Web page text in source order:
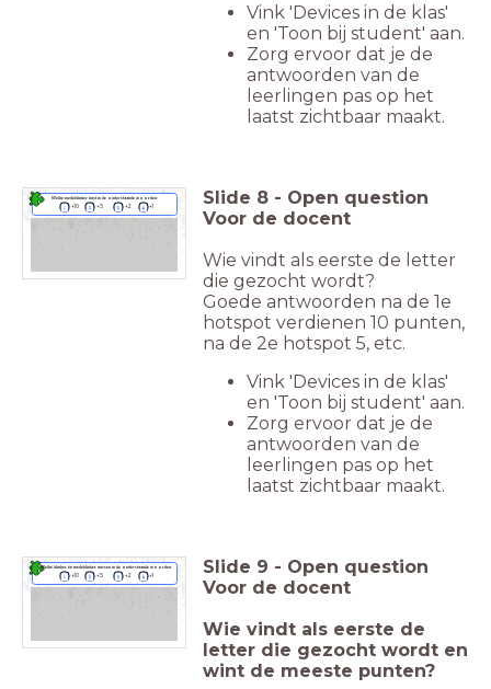
Vink 'Devices in de klas'
en 'Toon bij student' aan.
Zorg ervoor dat je de
antwoorden van de
leerlingen pas op het
laatst zichtbaar maakt.
Welke medeklinker mist in de onderstaande woorden:
+10 +5 +2 +1 Slide 8 - Open question
Voor de docent
Wie vindt als eerste de letter
die gezocht wordt?
Goede antwoorden na de 1e
hotspot verdienen 10 punten,
na de 2e hotspot 5, etc.
Vink 'Devices in de klas'
en 'Toon bij student' aan.
Zorg ervoor dat je de
antwoorden van de
leerlingen pas op het
laatst zichtbaar maakt.
Welke klinker én medeklinker missen in de onderstaande woorden:
+10 +5 +2 +1 Slide 9 - Open question
Voor de docent
Wie vindt als eerste de
letter die gezocht wordt en
wint de meeste punten?